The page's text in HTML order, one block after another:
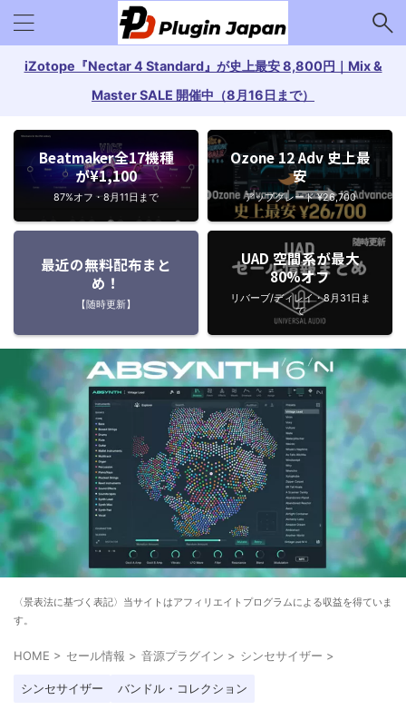
iZotope『Nectar 4 Standard』が史上最安 8,800円｜Mix &
Master SALE 開催中（8月16日まで）
Beatmaker全17機種
が¥1,100
87%オフ・8月11日まで
Ozone 12 Adv 史上最
安
アップグレード ¥26,700
最近の無料配布まと
め！
【随時更新】
UAD 空間系が最大
80%オフ
リバーブ/ディレイ・8月31日ま
で
〈景表法に基づく表記〉当サイトはアフィリエイトプログラムによる収益を得ていま
す。
HOME > セール情報 > 音源プラグイン > シンセサイザー >
シンセサイザー バンドル・コレクション